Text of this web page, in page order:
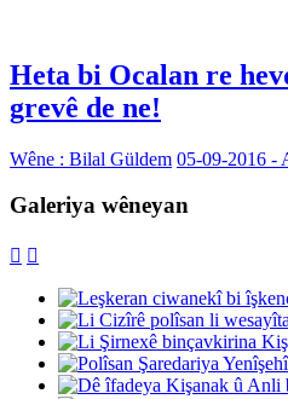
Heta bi Ocalan re
grevê de ne!
Wêne : Bilal Güldem 05-09-2016 -
Galeriya wêneyan
 